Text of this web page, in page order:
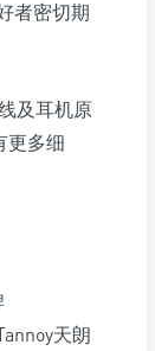
及耳机原
更多细
天朗